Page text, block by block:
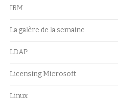
IBM
La galère de la semaine
LDAP
Licensing Microsoft
Linux